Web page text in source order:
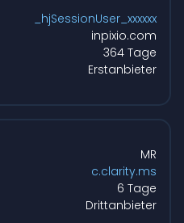
_hjSessionUser_xxxxxx
inpixio.com
364 Tage
Erstanbieter
MR
c.clarity.ms
6 Tage
Drittanbieter